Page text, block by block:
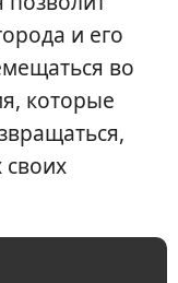
и его
во
которые
своих